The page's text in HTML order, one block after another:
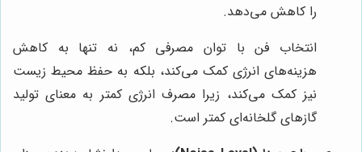
را کاهش می‌دهد.
انتخاب فن با توان مصرفی کم، نه تنها به کاهش
هزینه‌های انرژی کمک می‌کند، بلکه به حفظ محیط زیست
نیز کمک می‌کند، زیرا مصرف انرژی کمتر به معنای تولید
گازهای گلخانه‌ای کمتر است.